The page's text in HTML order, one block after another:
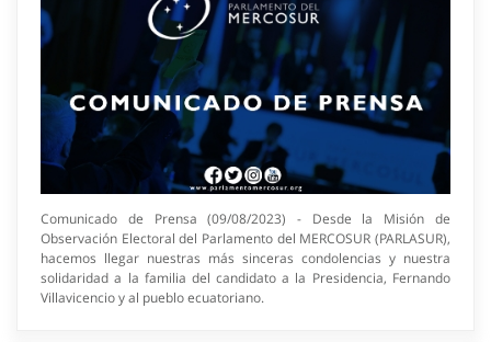
Comunicado de Prensa (09/08/2023) - Desde la Misión de
Observación Electoral del Parlamento del MERCOSUR (PARLASUR),
hacemos llegar nuestras más sinceras condolencias y nuestra
solidaridad a la familia del candidato a la Presidencia, Fernando
Villavicencio y al pueblo ecuatoriano.